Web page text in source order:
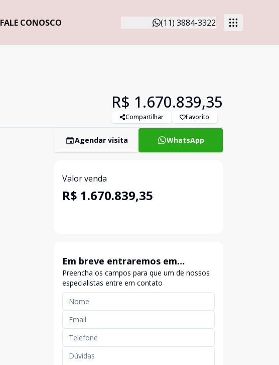
FALE CONOSCO (11) 3884-3322
R$ 1.670.839,35
Compartilhar Favorito
Agendar visita WhatsApp
Valor venda
R$ 1.670.839,35
Em breve entraremos em
contato
Preencha os campos para que um de nossos
especialistas entre em contato